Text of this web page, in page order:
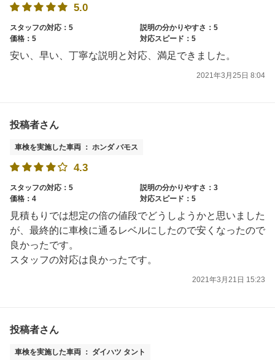
5.0
スタッフの対応：5
説明の分かりやすさ：5
価格：5
対応スピード：5
安い、早い、丁寧な説明と対応、満足できました。
2021年3月25日 8:04
投稿者さん
車検を実施した車両 ： ホンダ バモス
4.3
スタッフの対応：5
説明の分かりやすさ：3
価格：4
対応スピード：5
見積もりでは想定の倍の値段でどうしようかと思いました
が、最終的に車検に通るレベルにしたので安くなったので
良かったです。
スタッフの対応は良かったです。
2021年3月21日 15:23
投稿者さん
車検を実施した車両 ： ダイハツ タント